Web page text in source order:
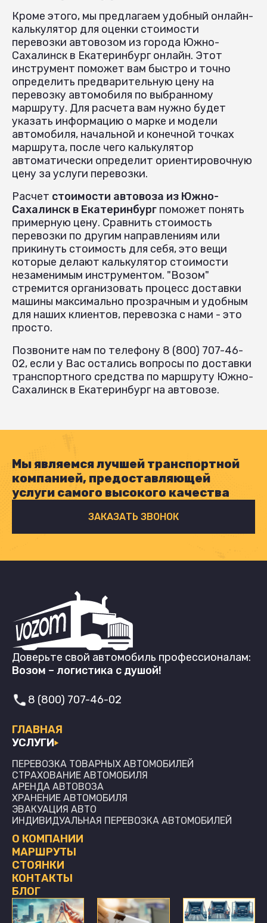
Кроме этого, мы предлагаем удобный онлайн-
калькулятор для оценки стоимости
перевозки автовозом из города Южно-
Сахалинск в Екатеринбург онлайн. Этот
инструмент поможет вам быстро и точно
определить предварительную цену на
перевозку автомобиля по выбранному
маршруту. Для расчета вам нужно будет
указать информацию о марке и модели
автомобиля, начальной и конечной точках
маршрута, после чего калькулятор
автоматически определит ориентировочную
цену за услуги перевозки.
Расчет стоимости автовоза из Южно-
Сахалинск в Екатеринбург поможет понять
примерную цену. Сравнить стоимость
перевозки по другим направлениям или
прикинуть стоимость для себя, это вещи
которые делают калькулятор стоимости
незаменимым инструментом. "Возом"
стремится организовать процесс доставки
машины максимально прозрачным и удобным
для наших клиентов, перевозка с нами - это
просто.
Позвоните нам по телефону 8 (800) 707-46-
02, если у Вас остались вопросы по доставки
транспортного средства по маршруту Южно-
Сахалинск в Екатеринбург на автовозе.
Мы являемся лучшей транспортной
компанией, предоставляющей
услуги самого высокого качества
ЗАКАЗАТЬ ЗВОНОК
Доверьте свой автомобиль профессионалам:
Возом – логистика с душой!
ГЛАВНАЯ
УСЛУГИ
ПЕРЕВОЗКА ТОВАРНЫХ АВТОМОБИЛЕЙ
СТРАХОВАНИЕ АВТОМОБИЛЯ
АРЕНДА АВТОВОЗА
ХРАНЕНИЕ АВТОМОБИЛЯ
ЭВАКУАЦИЯ АВТО
ИНДИВИДУАЛЬНАЯ ПЕРЕВОЗКА АВТОМОБИЛЕЙ
О КОМПАНИИ
МАРШРУТЫ
СТОЯНКИ
КОНТАКТЫ
БЛОГ
8 (800) 707-46-02